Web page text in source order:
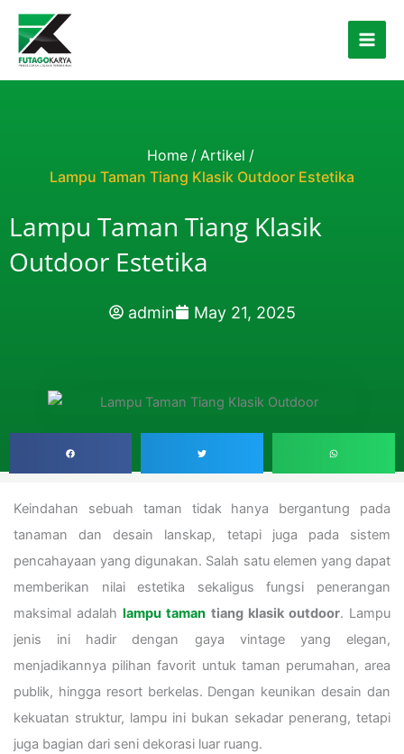
Skip to content
Home / Artikel /
Lampu Taman Tiang Klasik Outdoor Estetika
Lampu Taman Tiang Klasik
Outdoor Estetika
admin May 21, 2025
Keindahan sebuah taman tidak hanya bergantung pada
tanaman dan desain lanskap, tetapi juga pada sistem
pencahayaan yang digunakan. Salah satu elemen yang dapat
memberikan nilai estetika sekaligus fungsi penerangan
maksimal adalah lampu taman tiang klasik outdoor. Lampu
jenis ini hadir dengan gaya vintage yang elegan,
menjadikannya pilihan favorit untuk taman perumahan, area
publik, hingga resort berkelas. Dengan keunikan desain dan
kekuatan struktur, lampu ini bukan sekadar penerang, tetapi
juga bagian dari seni dekorasi luar ruang.